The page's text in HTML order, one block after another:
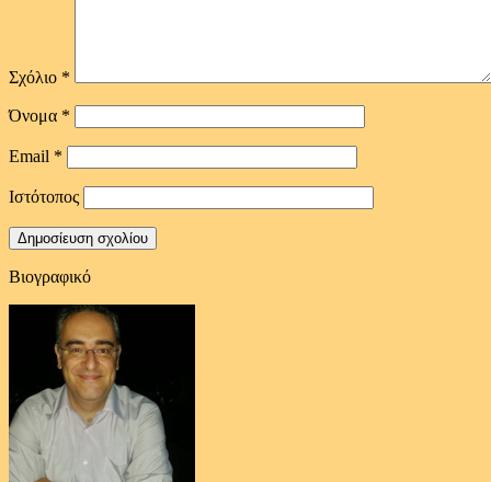
Σχόλιο *
Όνομα *
Email *
Ιστότοπος
Βιογραφικό